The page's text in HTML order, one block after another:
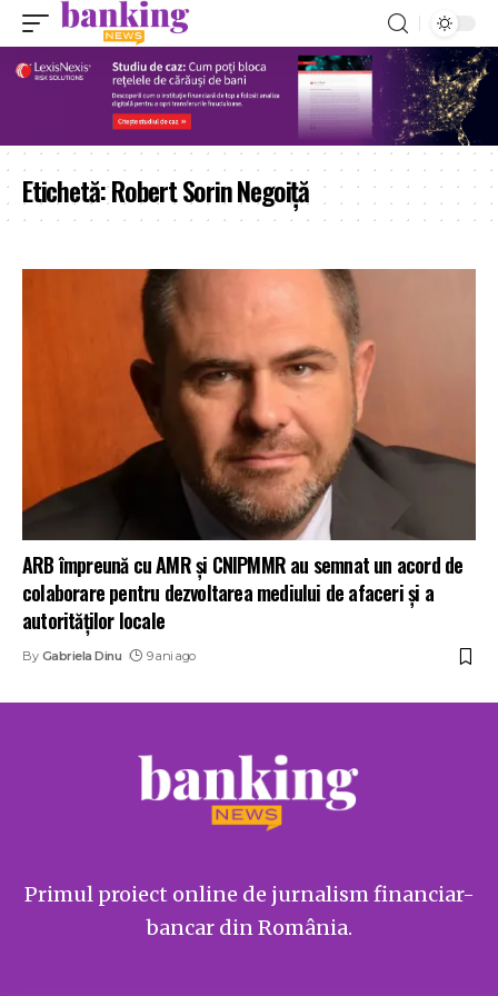
Etichetă:Robert Sorin Negoiţă
ARB împreună cu AMR și CNIPMMR au semnat un acord de
colaborare pentru dezvoltarea mediului de afaceri și a
autorităților locale
By Gabriela Dinu 9 ani ago
Primul proiect online de jurnalism financiar-
bancar din România.